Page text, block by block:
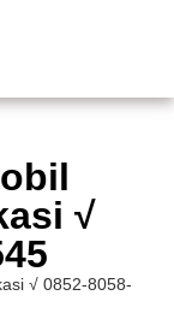
√
√ 0852-8058-